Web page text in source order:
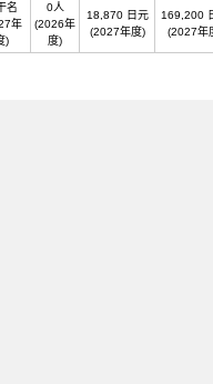
名
年
)
0人
(2026年
度)
18,870 日元
(2027年度)
169,200
(2027年